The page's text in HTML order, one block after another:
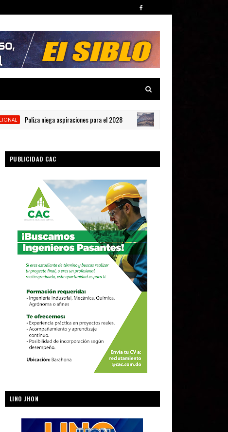
Paliza niega aspiraciones para el 2028 INTERNACIONAL
PUBLICIDAD CAC
LINO JHON